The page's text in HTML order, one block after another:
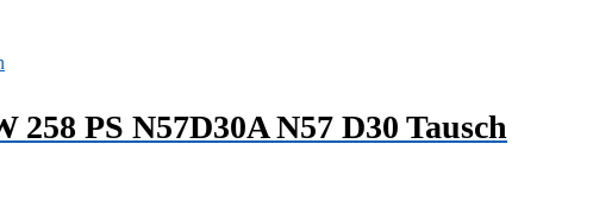
PS N57D30A N57 D30 Tausch